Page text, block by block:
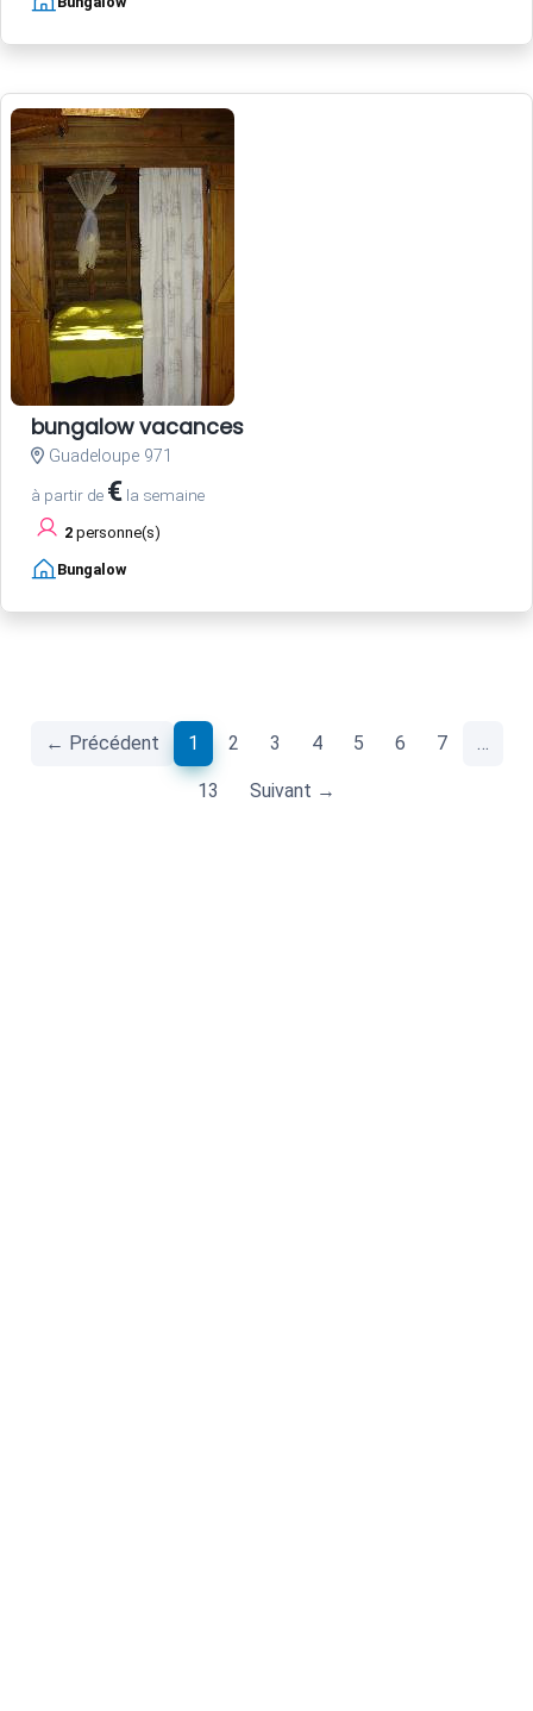
bungalow vacances
Guadeloupe 971
à partir de € la semaine
2 personne(s)
Bungalow
← Précédent 1 (current)
2 3 4 5 6 7 …
13 Suivant →